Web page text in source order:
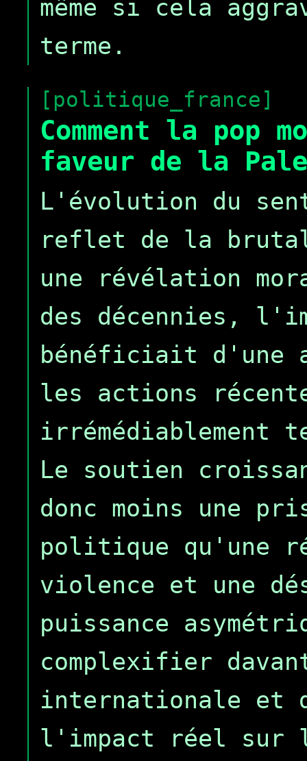
même si cela
terme.
[politique_france]
Comment la pop
faveur de la
L'évolution du
reflet de la
une révélation
des décennies,
bénéficiait d'une
les actions
irrémédiablement
Le soutien
donc moins une
politique qu'une
violence et une
puissance
complexifier
internationale et
l'impact réel sur